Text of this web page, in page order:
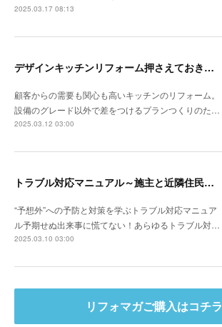
2025.03.17 08:13
デザインキッチンリフォーム押さえておきたい3か条 《その3》設備以外の使い勝手・デザイン性
顧客からの需要も関心も高いキッチンのリフォーム。
設備のグレード以外で差をつけるプランつくりのた…
2025.03.12 03:00
トラブル対応マニュアル～施主と近隣住民との関係性が悪い場合は？
“予想外”への予防と対策を学ぶトラブル対応マニュア
ル予期せぬ出来事に慌てない！あらゆるトラブル対…
2025.03.10 03:00
リフォマガご購入はコチラ